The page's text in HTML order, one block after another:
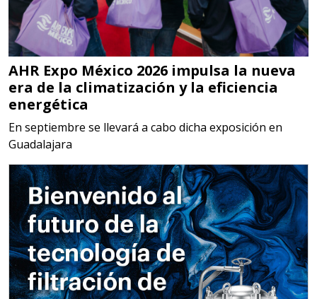
Requiere:
MATERIALES PARA SELLOS DE
SISTEMAS DE ESCAPE
Especificaciones:
Requisitos: Garantizar composición
química y origen adecuados
(especialmente para grafito) y
contar con sistemas de calidad y
gestión ambiental.
Aplicar al Requerimiento
Empresa en Jalisco
Requiere:
AHR Expo México 2026 impulsa la nueva
era de la climatización y la eficiencia
energética
En septiembre se llevará a cabo dicha exposición en
Guadalajara